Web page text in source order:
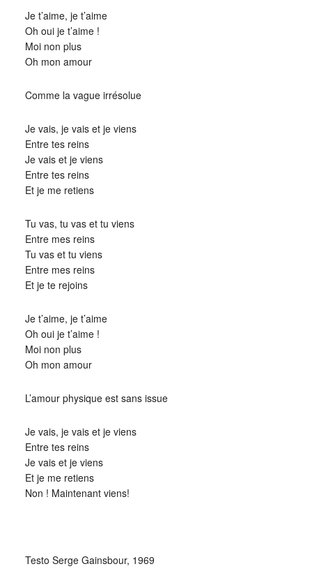
Je t’aime, je t’aime
Oh oui je t’aime !
Moi non plus
Oh mon amour
Comme la vague irrésolue
Je vais, je vais et je viens
Entre tes reins
Je vais et je viens
Entre tes reins
Et je me retiens
Tu vas, tu vas et tu viens
Entre mes reins
Tu vas et tu viens
Entre mes reins
Et je te rejoins
Je t’aime, je t’aime
Oh oui je t’aime !
Moi non plus
Oh mon amour
L’amour physique est sans issue
Je vais, je vais et je viens
Entre tes reins
Je vais et je viens
Et je me retiens
Non ! Maintenant viens!
Testo Serge Gainsbour, 1969